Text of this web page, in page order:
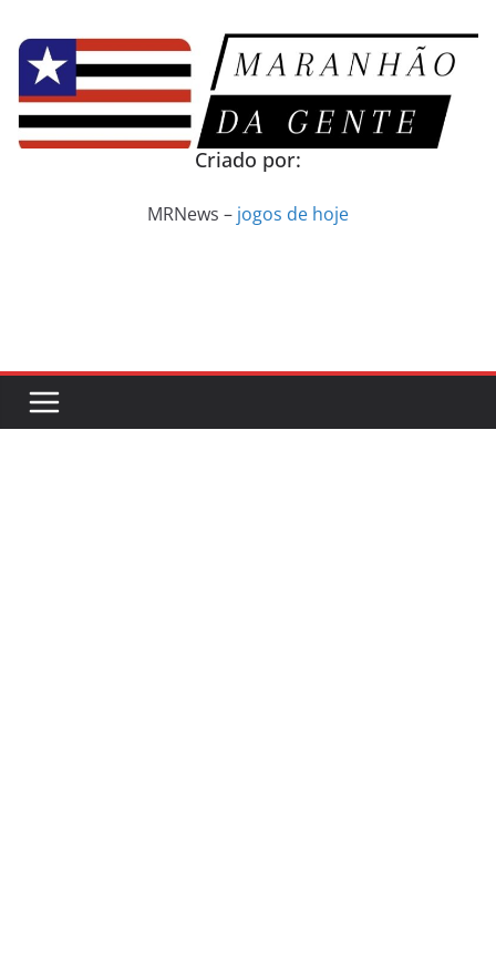
para
conteúdo
Criado por:
MRNews – jogos de hoje